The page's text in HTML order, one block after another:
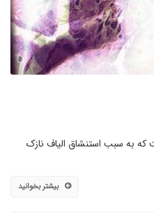
به سبب استنشاق الیاف نازک
بیشتر بخوانید